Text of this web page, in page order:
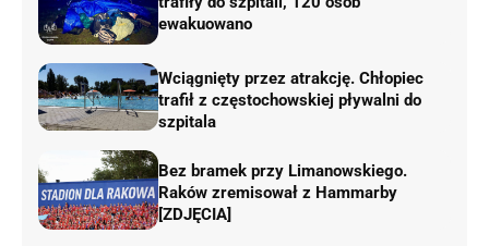
ewakuowano
Wciągnięty przez atrakcję. Chłopiec
trafił z częstochowskiej pływalni do
szpitala
Bez bramek przy Limanowskiego.
Raków zremisował z Hammarby
[ZDJĘCIA]